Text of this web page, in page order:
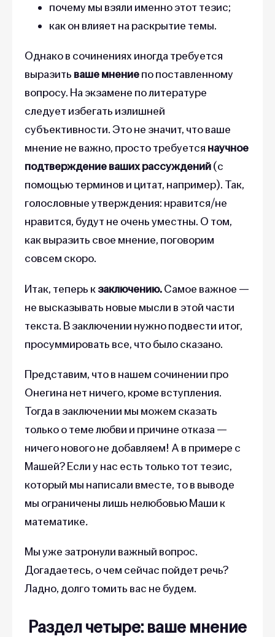
почему мы взяли именно этот тезис;
как он влияет на раскрытие темы.
Однако в сочинениях иногда требуется
выразить ваше мнениепо поставленному
вопросу. На экзамене по литературе
следует избегать излишней
субъективности. Это не значит, что ваше
мнение не важно, просто требуется научное
подтверждение ваших рассуждений(с
помощью терминов и цитат, например). Так,
голословныеутверждения: нравится/не
нравится, будут не очень уместны. О том,
как выразить свое мнение, поговорим
совсем скоро.
Итак, теперь кзаключению.Самое важное —
не высказывать новые мысли в этой части
текста. В заключении нужно подвести итог,
просуммировать все, что было сказано.
Представим, что в нашем сочинении про
Онегина нет ничего, кроме вступления.
Тогда в заключении мы можем сказать
только о теме любви и причине отказа —
ничего нового не добавляем! А в примере с
Машей? Если у нас есть только тот тезис,
который мы написали вместе, то в выводе
мы ограничены лишь нелюбовью Маши к
математике.
Мы уже затронули важный вопрос.
Догадаетесь, о чем сейчас пойдет речь?
Ладно, долго томить вас не будем.
Раздел четыре: ваше мнение